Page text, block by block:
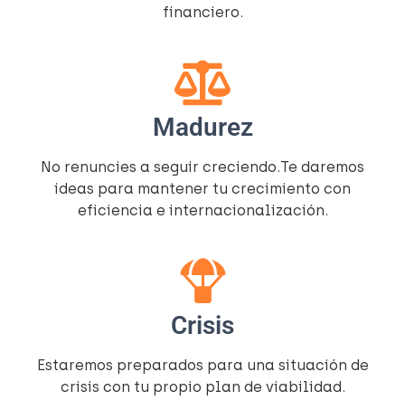
financiero.
Madurez
No renuncies a seguir creciendo.Te daremos
ideas para mantener tu crecimiento con
eficiencia e internacionalización.
Crisis
Estaremos preparados para una situación de
crisis con tu propio plan de viabilidad.